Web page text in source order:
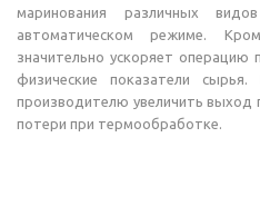
маринования различных
автоматическом режиме.
значительно ускоряет операцию
физические показатели
производителю увеличить выход
потери при термообработке.